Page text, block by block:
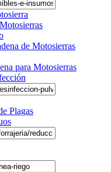
de Motosierras
para Motosierras
Plagas